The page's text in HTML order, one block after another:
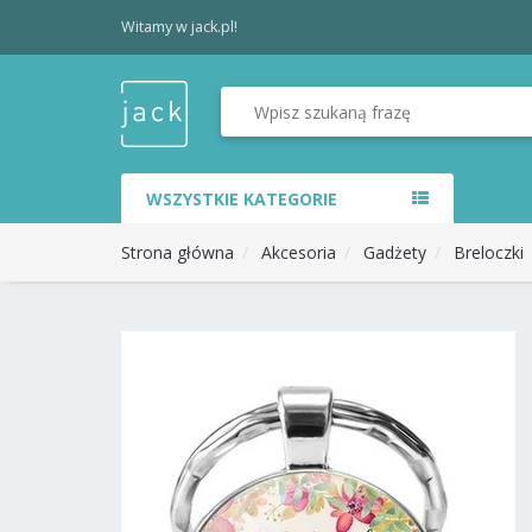
Witamy w jack.pl!
WSZYSTKIE KATEGORIE
Strona główna Akcesoria Gadżety Breloczki